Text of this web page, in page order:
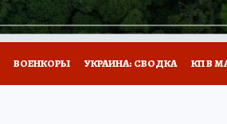
ВОЕНКОРЫ УКРАИНА: СВОДКА КП В